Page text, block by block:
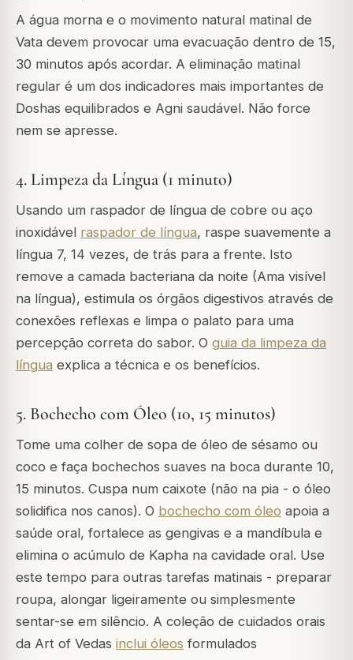
A água morna e o movimento natural matinal de
Vata devem provocar uma evacuação dentro de 15,
30 minutos após acordar. A eliminação matinal
regular é um dos indicadores mais importantes de
Doshas equilibrados e Agni saudável. Não force
nem se apresse.
4. Limpeza da Língua (1 minuto)
Usando um raspador de língua de cobre ou aço
inoxidável raspador de língua, raspe suavemente a
língua 7, 14 vezes, de trás para a frente. Isto
remove a camada bacteriana da noite (Ama visível
na língua), estimula os órgãos digestivos através de
conexões reflexas e limpa o palato para uma
percepção correta do sabor. O guia da limpeza da
língua explica a técnica e os benefícios.
5. Bochecho com Óleo (10, 15 minutos)
Tome uma colher de sopa de óleo de sésamo ou
coco e faça bochechos suaves na boca durante 10,
15 minutos. Cuspa num caixote (não na pia - o óleo
solidifica nos canos). O bochecho com óleo apoia a
saúde oral, fortalece as gengivas e a mandíbula e
elimina o acúmulo de Kapha na cavidade oral. Use
este tempo para outras tarefas matinais - preparar
roupa, alongar ligeiramente ou simplesmente
sentar-se em silêncio. A coleção de cuidados orais
da Art of Vedas inclui óleos formulados